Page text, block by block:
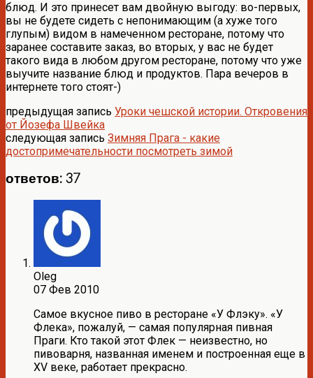
блюд. И это принесет вам двойную выгоду: во-первых,
вы не будете сидеть с непонимающим (а хуже того
глупым) видом в намеченном ресторане, потому что
заранее составите заказ, во вторых, у вас не будет
такого вида в любом другом ресторане, потому что уже
выучите название блюд и продуктов. Пара вечеров в
интернете того стоят-)
предыдущая запись Уроки чешской истории. Откровения
от Йозефа Швейка
следующая запись Зимняя Прага - какие
достопримечательности посмотреть зимой
ответов: 37
Oleg
07 Фев 2010
Самое вкусное пиво в ресторане «У Флэку». «У
Флека», пожалуй, — самая популярная пивная
Праги. Кто такой этот Флек — неизвестно, но
пивоварня, названная именем и построенная еще в
XV веке, работает прекрасно.